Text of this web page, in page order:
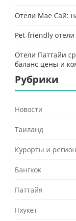
Отели Мае Сай:
Pet-friendly
Отели Паттайи
баланс цены и
Рубрики
Новости
Таиланд
Курорты и
Бангкок
Паттайя
Пхукет